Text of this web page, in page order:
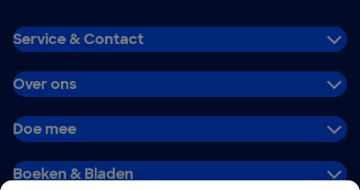
Service & Contact
Over ons
Doe mee
Boeken & Bladen